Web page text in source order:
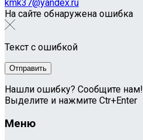
kmk37@yandex.ru
На сайте обнаружена ошибка
Текст с ошибкой
Нашли ошибку? Сообщите нам!
Выделите и нажмите Ctr+Enter
Меню